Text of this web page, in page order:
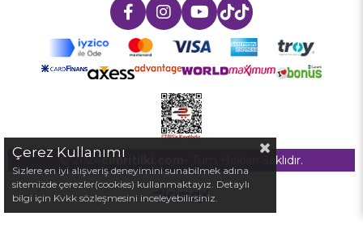
© 2024cimritilki.com - Tüm Hakları Saklıdır.
Çerez Kullanımı
Sizlere en iyi alışveriş deneyimini sunabilmek adına
sitemizde çerezler(cookies) kullanmaktayız. Detaylı
bilgi için Kvkk sözleşmesini inceleyebilirsiniz.